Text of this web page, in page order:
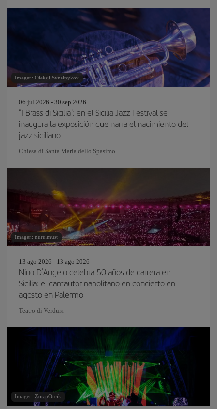
Imagen: Oleksii Synelnykov
06 jul 2026 - 30 sep 2026
"I Brass di Sicilia": en el Sicilia Jazz Festival se
inaugura la exposición que narra el nacimiento del
jazz siciliano
Chiesa di Santa Maria dello Spasimo
Imagen: nurulmust
13 ago 2026 - 13 ago 2026
Nino D’Angelo celebra 50 años de carrera en
Sicilia: el cantautor napolitano en concierto en
agosto en Palermo
Teatro di Verdura
Imagen: ZoranOrcik